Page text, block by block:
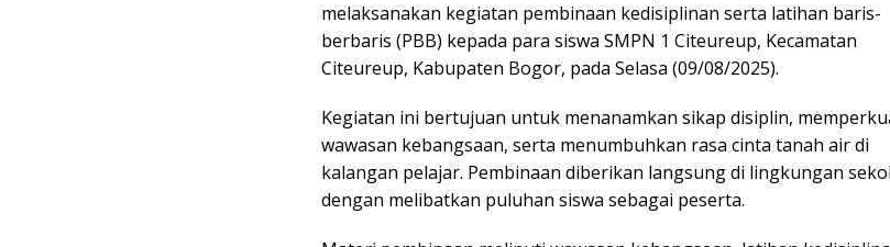
melaksanakan kegiatan pembinaan kedisiplinan serta latihan baris-
berbaris (PBB) kepada para siswa SMPN 1 Citeureup, Kecamatan
Citeureup, Kabupaten Bogor, pada Selasa (09/08/2025).
Kegiatan ini bertujuan untuk menanamkan sikap disiplin,
wawasan kebangsaan, serta menumbuhkan rasa cinta tanah air di
kalangan pelajar. Pembinaan diberikan langsung di lingkungan
dengan melibatkan puluhan siswa sebagai peserta.